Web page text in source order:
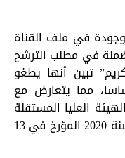
في ملف القناة
في مطلب الترشح
تبين أنها يطغو
مما يتعارض مع
العليا المستقلة
للاتصال السمعي والبصري عدد 02 لسنة 2020 المؤرخ في 13